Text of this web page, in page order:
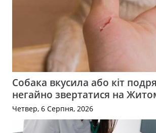
Собака вкусила або кіт
негайно звертатися на
Четвер, 6 Серпня, 2026